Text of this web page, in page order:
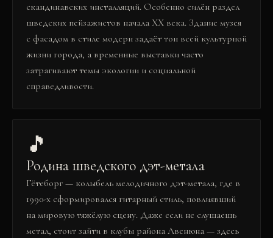
скандинавских инсталляций. Особенно силён раздел
шведских пейзажистов начала XX века. Здание музея
с фасадом в стиле модерн задаёт тон всей культурной
жизни города, а временные выставки часто
затрагивают темы экологии и социальной
справедливости.
🎵
Родина шведского дэт-метала
Гётеборг — колыбель мелодичного дэт-метала, где в
1990-х сформировался гитарный стиль, повлиявший
на мировую тяжёлую сцену. Даже если не слушаешь
метал, стоит зайти в клубы района Авенюна — здесь